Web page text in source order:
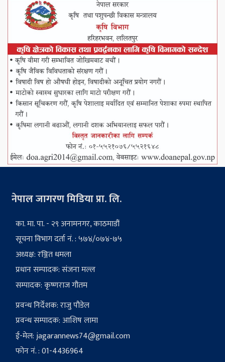
नेपाल जागरण मिडिया प्रा. लि.
का. मा. पा. - २९ अनामनगर, काठमाडौं
सूचना विभाग दर्ता नं. : ५७४/०७४-७५
अध्यक्ष: रञ्जित धमला
प्रधान सम्पादक: संजना मल्ल
सम्पादक: कृष्णराज गौतम
प्रवन्ध निर्देशक: राजु पौडेल
प्रवन्ध सम्पादक: आशिष लामा
ई-मेल:jagarannews74@gmail.com
फोन नं. : 01-4436964